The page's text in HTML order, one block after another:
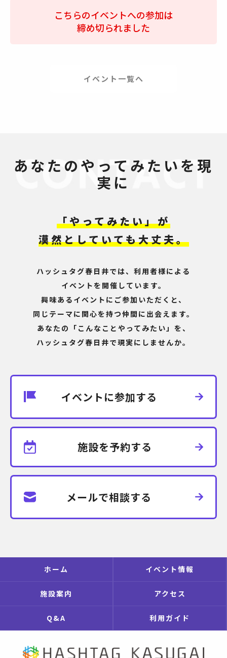
こちらのイベントへの参加は
締め切られました
イベント一覧へ
あなたのやってみたいを現
実に
「やってみたい」が
漠然としていても大丈夫。
ハッシュタグ春日井では、利用者様による
イベントを開催しています。
興味あるイベントにご参加いただくと、
同じテーマに関心を持つ仲間に出会えます。
あなたの「こんなことやってみたい」を、
ハッシュタグ春日井で現実にしませんか。
イベントに参加する
施設を予約する
メールで相談する
ホーム イベント情報
施設案内 アクセス
Q&A 利用ガイド